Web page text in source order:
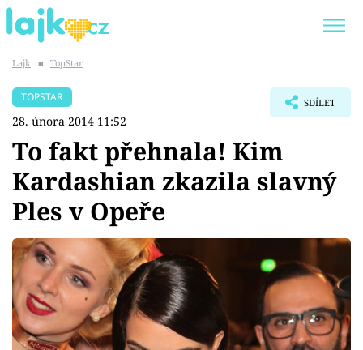
SHOPAHOLICADEL
Témata
Showbyznys
Youtubeři
Virály
Lajk ■ TopStar
TOPSTAR
28. února 2014 11:52
SDÍLET
To fakt přehnala! Kim
Kardashian zkazila slavný
Ples v Opeře